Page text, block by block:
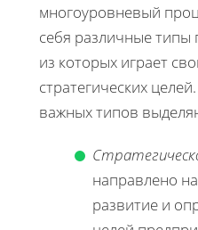
многоуровневый
себя различные
из которых играет
стратегических
важных типов
направлено
развитие и